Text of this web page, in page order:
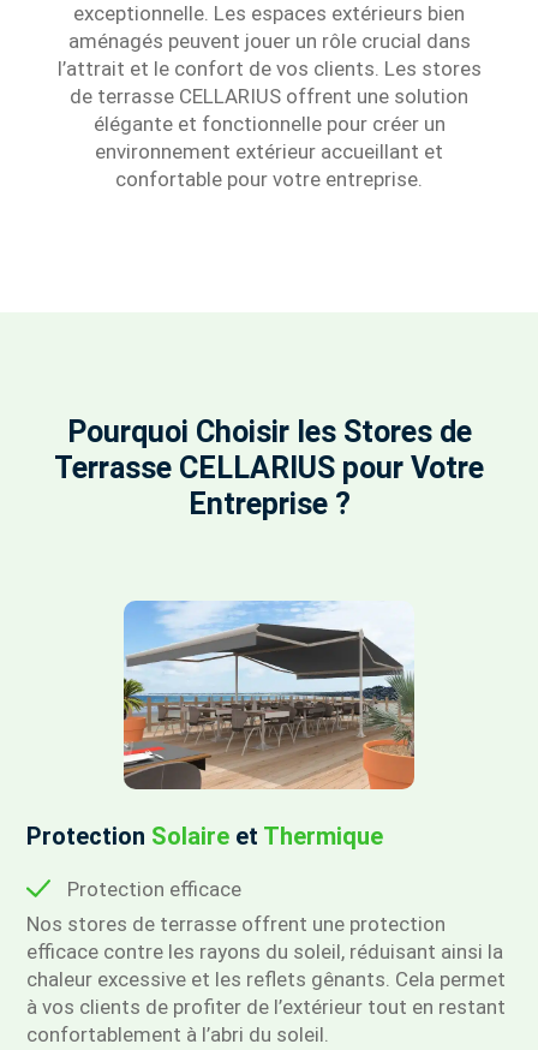
exceptionnelle. Les espaces extérieurs bien
aménagés peuvent jouer un rôle crucial dans
l’attrait et le confort de vos clients. Les stores
de terrasse CELLARIUS offrent une solution
élégante et fonctionnelle pour créer un
environnement extérieur accueillant et
confortable pour votre entreprise.
Pourquoi Choisir les Stores de
Terrasse CELLARIUS pour Votre
Entreprise ?
Protection Solaire et Thermique
Protection efficace
Nos stores de terrasse offrent une protection
efficace contre les rayons du soleil, réduisant ainsi la
chaleur excessive et les reflets gênants. Cela permet
à vos clients de profiter de l’extérieur tout en restant
confortablement à l’abri du soleil.